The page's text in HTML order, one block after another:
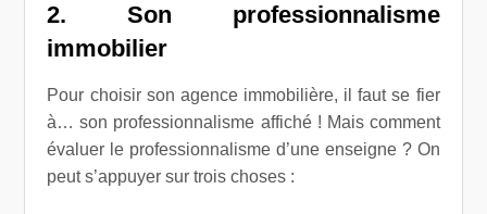
2. Son professionnalisme
immobilier
Pour choisir son agence immobilière, il faut se fier
à… son professionnalisme affiché ! Mais comment
évaluer le professionnalisme d’une enseigne ? On
peut s’appuyer sur trois choses :